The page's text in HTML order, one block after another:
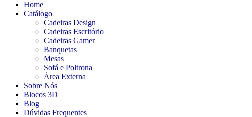
Home
Catálogo
Cadeiras Design
Cadeiras Escritório
Cadeiras Gamer
Banquetas
Mesas
Sofá e Poltrona
Área Externa
Sobre Nós
Blocos 3D
Blog
Dúvidas Frequentes